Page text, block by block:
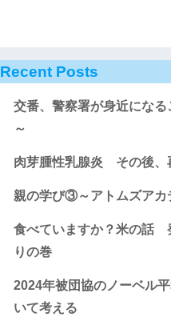
Recent Posts
交番、警察署が身近にな
～
肉芽腫性乳腺炎 その後、
親の学び③～アトムズア
食べていますか？米の話
りの巻
2024年被団協のノーベル
いて考える